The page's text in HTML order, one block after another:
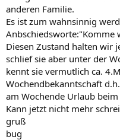
anderen Familie.
Es ist zum wahnsinnig
Anbschiedsworte:"Komme
Diesen Zustand halten wir
schlief sie aber unter der
kennt sie vermutlich ca.
Wochendbekanntschaft
am Wochende Urlaub beim
Kann jetzt nicht mehr
gruß
bug